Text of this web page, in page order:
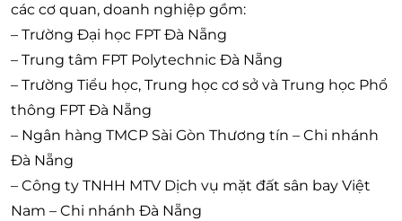
các cơ quan, doanh nghiệp gồm:
– Trường Đại học FPT Đà Nẵng
– Trung tâm FPT Polytechnic Đà Nẵng
– Trường Tiểu học, Trung học cơ sở và Trung học Phổ
thông FPT Đà Nẵng
– Ngân hàng TMCP Sài Gòn Thương tín – Chi nhánh
Đà Nẵng
– Công ty TNHH MTV Dịch vụ mặt đất sân bay Việt
Nam – Chi nhánh Đà Nẵng